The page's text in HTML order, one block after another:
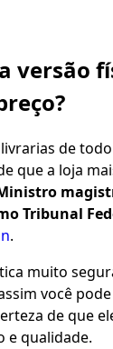
versão
de
que a loja
Tribunal
.
muito
você
de que
e qualidade.